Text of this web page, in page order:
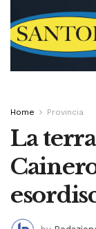
Home Provincia
La